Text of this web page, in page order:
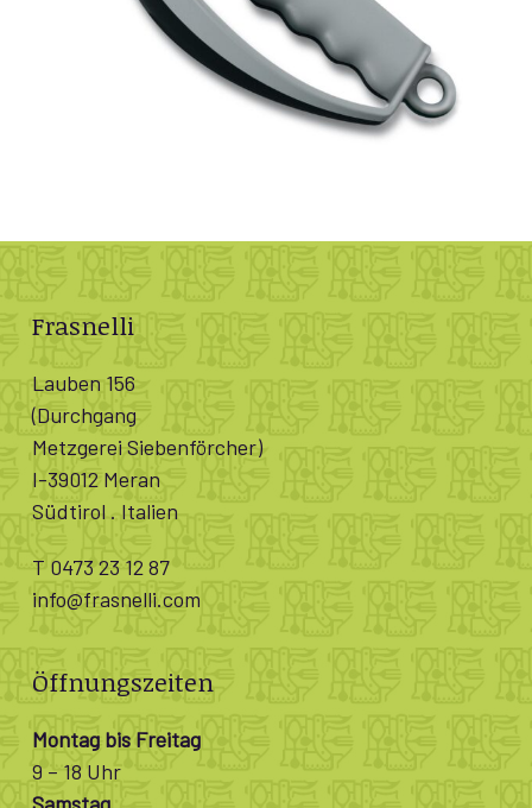
Frasnelli
Lauben 156
(Durchgang
Metzgerei Siebenförcher)
I-39012 Meran
Südtirol . Italien
T 0473 23 12 87
info@frasnelli.com
Öffnungszeiten
Montag bis Freitag
9 – 18 Uhr